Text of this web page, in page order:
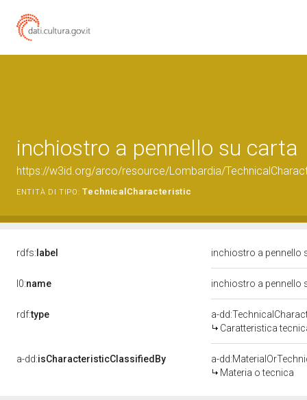
inchiostro a pennello su carta
https://w3id.org/arco/resource/Lombardia/
ENTITÀ DI TIPO: TechnicalCharacteristic
rdfs: label inchiostro a pennello
l0:name inchiostro a pennello
rdf:type
a-
Caratteristica
a-dd:isCharacteristicClassifiedBy
a-
Materia o tecnica